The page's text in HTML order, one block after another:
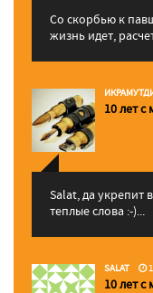
Со скорбью к
жизнь идет,
10 лет
Salat, да укрепит
теплые слова :-)...
SALAT
10 лет